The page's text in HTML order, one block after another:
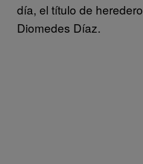
día, el título de
Diomedes Díaz.